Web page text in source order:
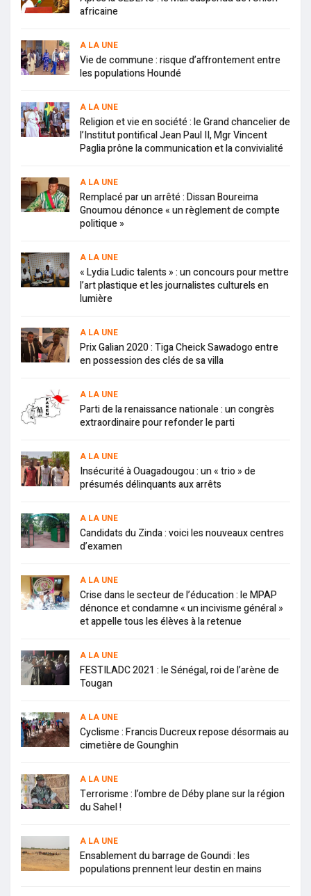
africaine
A LA UNE
Vie de commune : risque d’affrontement entre
les populations Houndé
A LA UNE
Religion et vie en société : le Grand chancelier de
l’Institut pontifical Jean Paul II, Mgr Vincent
Paglia prône la communication et la convivialité
A LA UNE
Remplacé par un arrêté : Dissan Boureima
Gnoumou dénonce « un règlement de compte
politique »
A LA UNE
« Lydia Ludic talents » : un concours pour mettre
l’art plastique et les journalistes culturels en
lumière
A LA UNE
Prix Galian 2020 : Tiga Cheick Sawadogo entre
en possession des clés de sa villa
A LA UNE
Parti de la renaissance nationale : un congrès
extraordinaire pour refonder le parti
A LA UNE
Insécurité à Ouagadougou : un « trio » de
présumés délinquants aux arrêts
A LA UNE
Candidats du Zinda : voici les nouveaux centres
d’examen
A LA UNE
Crise dans le secteur de l’éducation : le MPAP
dénonce et condamne « un incivisme général »
et appelle tous les élèves à la retenue
A LA UNE
FESTILADC 2021 : le Sénégal, roi de l’arène de
Tougan
A LA UNE
Cyclisme : Francis Ducreux repose désormais au
cimetière de Gounghin
A LA UNE
Terrorisme : l’ombre de Déby plane sur la région
du Sahel !
A LA UNE
Ensablement du barrage de Goundi : les
populations prennent leur destin en mains